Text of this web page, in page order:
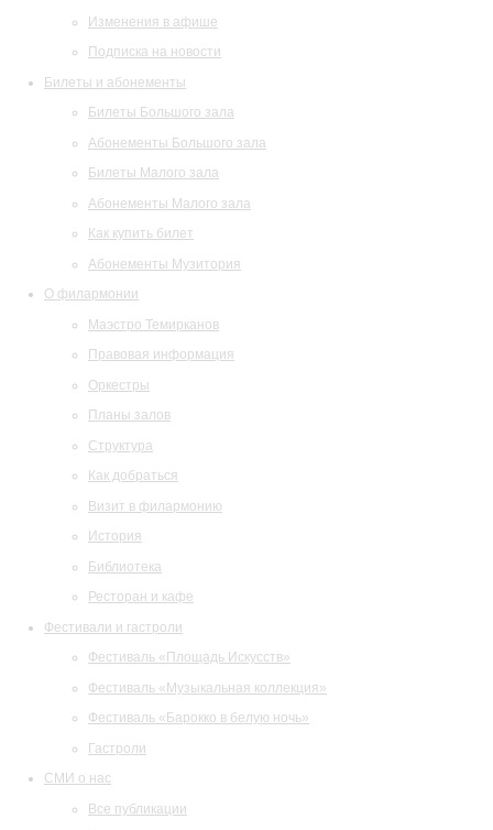
Изменения в афише
Подписка на новости
Билеты и абонементы
Билеты Большого зала
Абонементы Большого зала
Билеты Малого зала
Абонементы Малого зала
Как купить билет
Абонементы Музитория
О филармонии
Маэстро Темирканов
Правовая информация
Оркестры
Планы залов
Структура
Как добраться
Визит в филармонию
История
Библиотека
Ресторан и кафе
Фестивали и гастроли
Фестиваль «Площадь Искусств»
Фестиваль «Музыкальная коллекция»
Фестиваль «Барокко в белую ночь»
Гастроли
СМИ о нас
Все публикации